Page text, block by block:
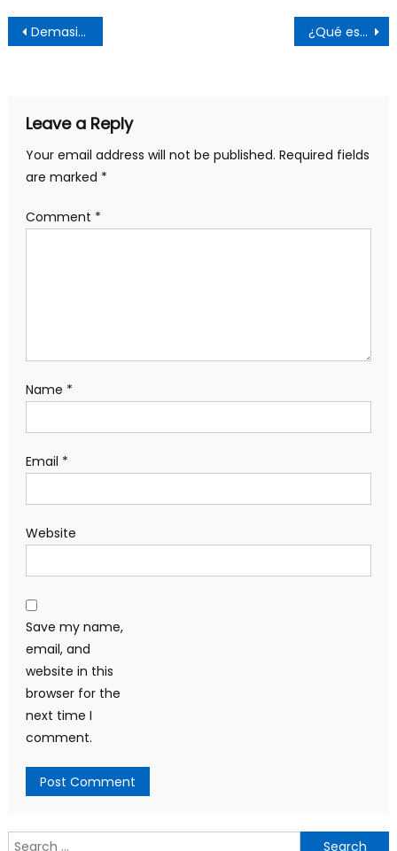
Post
navigation
Demasiadas cosas que parecían imposibles están sucediendo al mismo tiempo ¿Qué es filosofía? Sobre su importancia y sus retos
Leave a Reply
Your email address will not be published. Required fields
are marked *
Comment *
Name *
Email *
Website
Save my name,
email, and
website in this
browser for the
next time I
comment.
Search